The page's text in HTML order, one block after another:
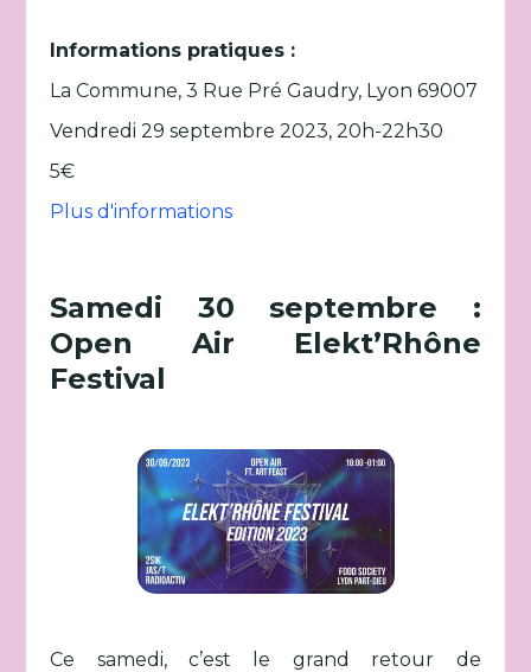
Informations pratiques :
La Commune, 3 Rue Pré Gaudry, Lyon 69007
Vendredi 29 septembre 2023, 20h-22h30
5€
Plus d'informations
Samedi 30 septembre :
Open Air Elekt’Rhône
Festival
Ce samedi, c’est le grand retour de